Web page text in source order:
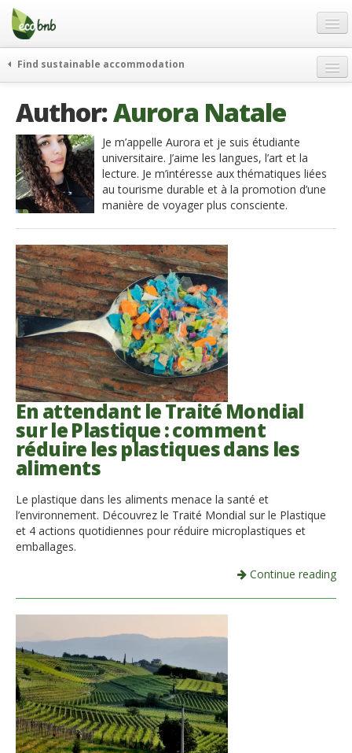
Menu
Skip
content
Offres Spéciales
FAQ
À propos
Partenaires
Contacts
French
German
English
Spanish
French
Italiano
Find sustainable accommodation
Author:Aurora Natale
Je m’appelle Aurora et je suis étudiante
universitaire. J’aime les langues, l’art et la
lecture. Je m’intéresse aux thématiques liées
au tourisme durable et à la promotion d’une
manière de voyager plus consciente.
En attendant le Traité Mondial
sur le Plastique : comment
réduire les plastiques dans les
aliments
Le plastique dans les aliments menace la santé et
l’environnement. Découvrez le Traité Mondial sur le Plastique
et 4 actions quotidiennes pour réduire microplastiques et
emballages.
Continue reading